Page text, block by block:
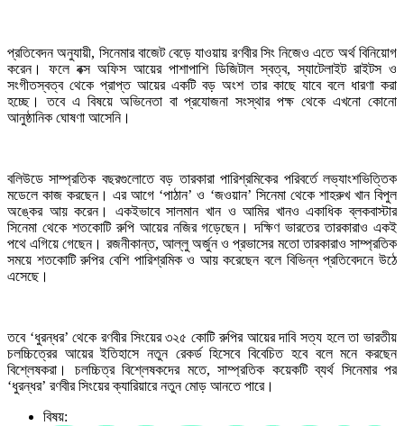
প্রতিবেদন অনুযায়ী, সিনেমার বাজেট বেড়ে যাওয়ায় রণবীর সিং নিজেও এতে অর্থ বিনিয়োগ
করেন। ফলে বক্স অফিস আয়ের পাশাপাশি ডিজিটাল স্বত্ব, স্যাটেলাইট রাইটস ও
সংগীতস্বত্ব থেকে প্রাপ্ত আয়ের একটি বড় অংশ তার কাছে যাবে বলে ধারণা করা
হচ্ছে। তবে এ বিষয়ে অভিনেতা বা প্রযোজনা সংস্থার পক্ষ থেকে এখনো কোনো
আনুষ্ঠানিক ঘোষণা আসেনি।
বলিউডে সাম্প্রতিক বছরগুলোতে বড় তারকারা পারিশ্রমিকের পরিবর্তে লভ্যাংশভিত্তিক
মডেলে কাজ করছেন। এর আগে ‘পাঠান’ ও ‘জওয়ান’ সিনেমা থেকে শাহরুখ খান বিপুল
অঙ্কের আয় করেন। একইভাবে সালমান খান ও আমির খানও একাধিক ব্লকবাস্টার
সিনেমা থেকে শতকোটি রুপি আয়ের নজির গড়েছেন। দক্ষিণ ভারতের তারকারাও একই
পথে এগিয়ে গেছেন। রজনীকান্ত, আল্লু অর্জুন ও প্রভাসের মতো তারকারাও সাম্প্রতিক
সময়ে শতকোটি রুপির বেশি পারিশ্রমিক ও আয় করেছেন বলে বিভিন্ন প্রতিবেদনে উঠে
এসেছে।
তবে ‘ধুরন্ধর’ থেকে রণবীর সিংয়ের ৩২৫ কোটি রুপির আয়ের দাবি সত্য হলে তা ভারতীয়
চলচ্চিত্রের আয়ের ইতিহাসে নতুন রেকর্ড হিসেবে বিবেচিত হবে বলে মনে করছেন
বিশ্লেষকরা। চলচ্চিত্র বিশ্লেষকদের মতে, সাম্প্রতিক কয়েকটি ব্যর্থ সিনেমার পর
‘ধুরন্ধর’ রণবীর সিংয়ের ক্যারিয়ারে নতুন মোড় আনতে পারে।
বিষয়: